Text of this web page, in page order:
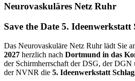
Neurovaskuläres Netz Ruhr
Save the Date 5. Ideenwerkstatt
Das Neurovaskuläre Netz Ruhr lädt Sie
2027 herzlich nach Dortmund in das
der Schirmherrschaft der DSG, der DGN
der NVNR die 5. Ideenwerkstatt